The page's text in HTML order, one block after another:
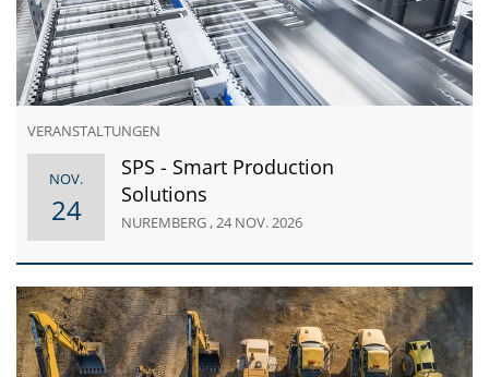
VERANSTALTUNGEN
NOV.
24
SPS - Smart Production
Solutions
NUREMBERG , 24 NOV. 2026